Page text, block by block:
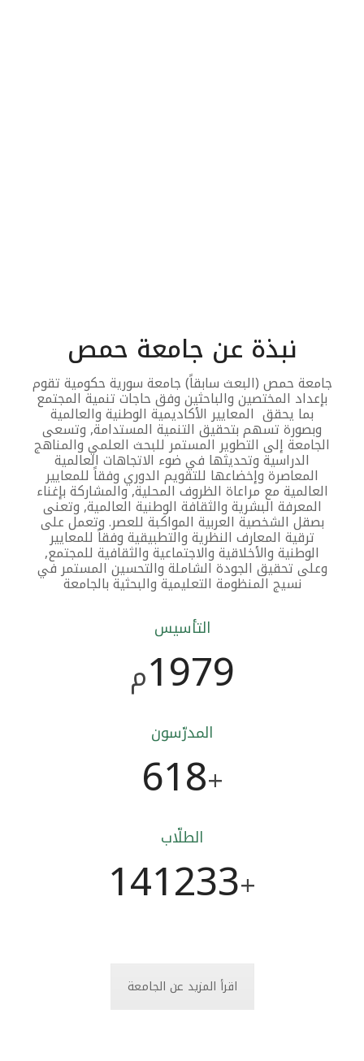
نبذة عن جامعة حمص
جامعة حمص (البعث سابقاً) جامعة سورية حكومية تقوم
بإعداد المختصين والباحثين وفق حاجات تنمية المجتمع
بما يحقق المعايير الأكاديمية الوطنية والعالمية
وبصورة تسهم بتحقيق التنمية المستدامة, وتسعى
الجامعة إلى التطوير المستمر للبحث العلمي والمناهج
الدراسية وتحديثها في ضوء الاتجاهات العالمية
المعاصرة وإخضاعها للتقويم الدوري وفقاً للمعايير
العالمية مع مراعاة الظروف المحلية, والمشاركة بإغناء
المعرفة البشرية والثقافة الوطنية العالمية, وتعنى
بصقل الشخصية العربية المواكبة للعصر. وتعمل على
ترقية المعارف النظرية والتطبيقية وفقاً للمعايير
الوطنية والأخلاقية والاجتماعية والثقافية للمجتمع,
وعلى تحقيق الجودة الشاملة والتحسين المستمر في
نسيج المنظومة التعليمية والبحثية بالجامعة
التأسيس
1979م
المدرّسون
+
618
الطلّاب
+
141233
اقرأ المزيد عن الجامعة